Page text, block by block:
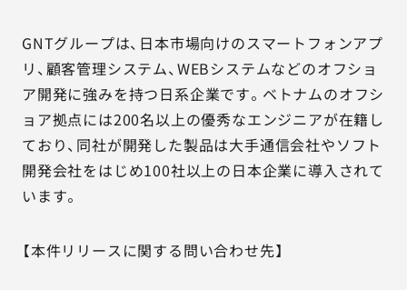
GNTグループは、日本市場向けのスマートフォンアプ
リ、顧客管理システム、WEBシステムなどのオフショ
ア開発に強みを持つ日系企業です。ベトナムのオフシ
ョア拠点には200名以上の優秀なエンジニアが在籍し
ており、同社が開発した製品は大手通信会社やソフト
開発会社をはじめ100社以上の日本企業に導入されて
います。
【本件リリースに関する問い合わせ先】